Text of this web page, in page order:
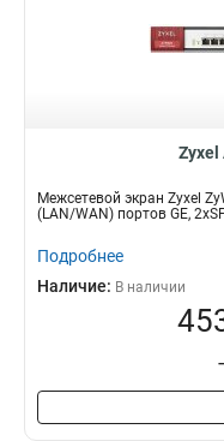
2/130 1
8/40
8/72 3
Zyxel
Межсетевой экран Zyxel
(LAN/WAN) портов GE,
Подробнее
Наличие: В наличии